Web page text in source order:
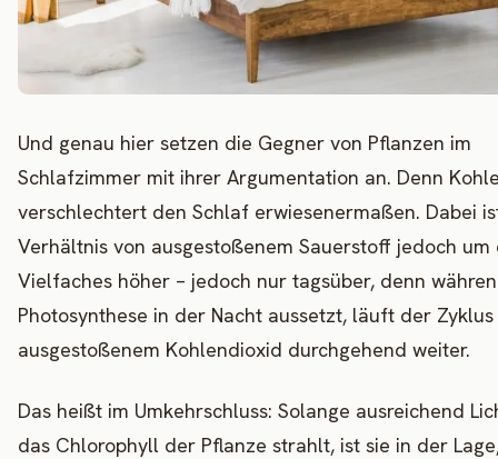
Und genau hier setzen die Gegner von Pflanzen im
Schlafzimmer mit ihrer Argumentation an. Denn
verschlechtert den Schlaf erwiesenermaßen. Dabei
Verhältnis von ausgestoßenem Sauerstoff jedoch um
Vielfaches höher – jedoch nur tagsüber, denn
Photosynthese in der Nacht aussetzt, läuft der
ausgestoßenem Kohlendioxid durchgehend weiter.
Das heißt im Umkehrschluss: Solange ausreichend
das Chlorophyll der Pflanze strahlt, ist sie in der